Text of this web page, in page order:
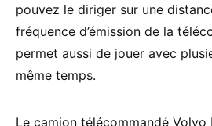
pouvez le diriger sur une
fréquence d’émission de la
permet aussi de jouer avec
même temps.
Le camion télécommandé Volvo